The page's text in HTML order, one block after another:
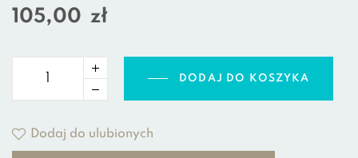
105,00 zł
DODAJ DO KOSZYKA
Dodaj do ulubionych